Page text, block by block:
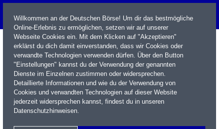
Name / WKN / ISIN / Kürzel
Willkommen an der Deutschen Börse! Um dir das bestmögliche
Online-Erlebnis zu ermöglichen, setzen wir auf unserer
Webseite Cookies ein. Mit dem Klicken auf "Akzeptieren"
erklärst du dich damit einverstanden, dass wir Cookies oder
verwandte Technologien verwenden dürfen. Über den Button
"Einstellungen" kannst du der Verwendung der genannten
Dienste im Einzelnen zustimmen oder widersprechen.
Detaillierte Informationen und wie du der Verwendung von
Cookies und verwandten Technologien auf dieser Website
jederzeit widersprechen kannst, findest du in unseren
Datenschutzhinweisen.